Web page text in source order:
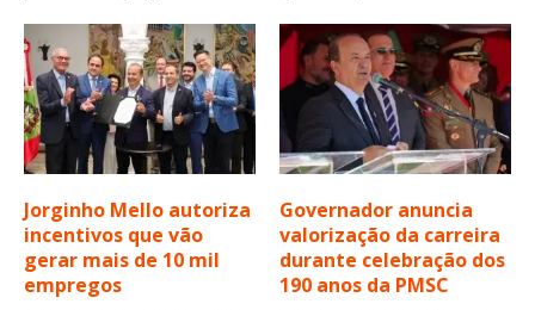
Jorginho Mello autoriza
incentivos que vão
gerar mais de 10 mil
empregos
Governador anuncia
valorização da carreira
durante celebração dos
190 anos da PMSC